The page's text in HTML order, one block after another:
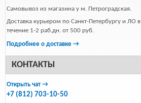
Самовывоз из магазина у м. Петроградская.
Доставка курьером по Санкт-Петербургу и ЛО в
течение 1-2 раб.дн. от 500 руб.
Подробнее о доставке →
КОНТАКТЫ
Открыть чат →
+7 (812) 703-10-50